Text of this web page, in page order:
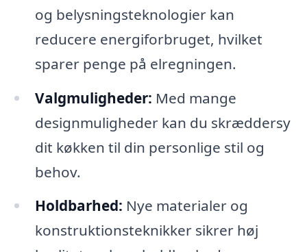
og belysningsteknologier kan
reducere energiforbruget, hvilket
sparer penge på elregningen.
Valgmuligheder: Med mange
designmuligheder kan du skræddersy
dit køkken til din personlige stil og
behov.
Holdbarhed: Nye materialer og
konstruktionsteknikker sikrer høj